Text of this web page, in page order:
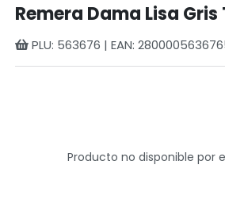
Remera Dama Lisa Gris
PLU: 563676 | EAN:
Producto no disponible por